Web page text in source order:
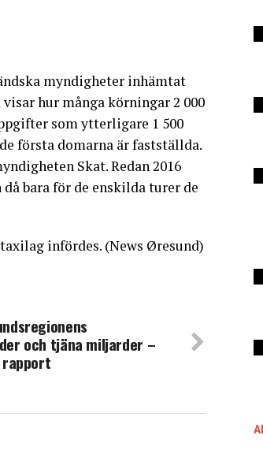
myndigheter inhämtat
hur många körningar 2 000
som ytterligare 1 500
första domarna är fastställda.
Skat. Redan 2016
bara för de enskilda turer de
infördes. (News Øresund)
och tjäna miljarder –